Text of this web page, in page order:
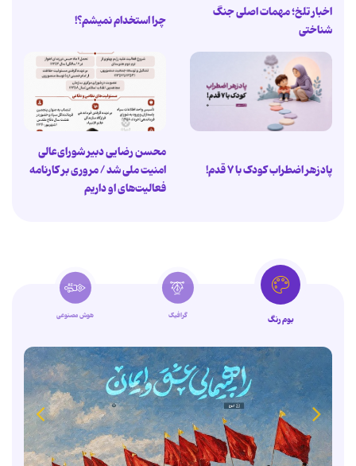
اخبار تلخ؛ مهمات اصلی جنگ
شناختی
چرا استخدام نمیشم؟!
پادزهر اضطراب کودک با ۷ قدم!
محسن رضایی دبیر شورای‌عالی
امنیت ملی شد / مروری بر کارنامه
فعالیت‌های او داریم
بوم رنگ گرافیک هوش مصنوعی